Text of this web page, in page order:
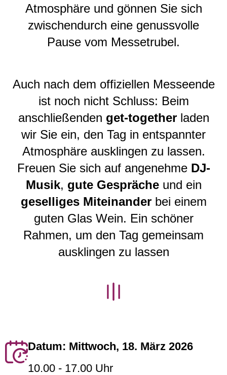
Atmosphäre und gönnen Sie sich
zwischendurch eine genussvolle
Pause vom Messetrubel.
Auch nach dem offiziellen Messeende
ist noch nicht Schluss: Beim
anschließenden get-togetherladen
wir Sie ein, den Tag in entspannter
Atmosphäre ausklingen zu lassen.
Freuen Sie sich auf angenehme DJ-
Musik, gute Gesprächeund ein
geselliges Miteinanderbei einem
guten Glas Wein. Ein schöner
Rahmen, um den Tag gemeinsam
ausklingen zu lassen
Datum: Mittwoch, 18. März 2026
10.00 - 17.00 Uhr